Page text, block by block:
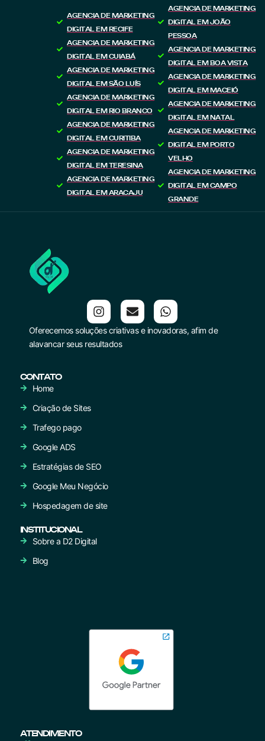
AGENCIA DE MARKETING
DIGITAL EM RECIFE
AGENCIA DE MARKETING
DIGITAL EM CUIABÁ
AGENCIA DE MARKETING
DIGITAL EM SÃO LUÍS
AGENCIA DE MARKETING
DIGITAL EM RIO BRANCO
AGENCIA DE MARKETING
DIGITAL EM CURITIBA
AGENCIA DE MARKETING
DIGITAL EM TERESINA
AGENCIA DE MARKETING
DIGITAL EM ARACAJU
AGENCIA DE MARKETING
DIGITAL EM JOÃO
PESSOA
AGENCIA DE MARKETING
DIGITAL EM BOA VISTA
AGENCIA DE MARKETING
DIGITAL EM MACEIÓ
AGENCIA DE MARKETING
DIGITAL EM NATAL
AGENCIA DE MARKETING
DIGITAL EM PORTO
VELHO
AGENCIA DE MARKETING
DIGITAL EM CAMPO
GRANDE
Oferecemos soluções criativas e inovadoras, afim de
alavancar seus resultados
CONTATO
Home
Criação de Sites
Trafego pago
Google ADS
Estratégias de SEO
Google Meu Negócio
Hospedagem de site
INSTITUCIONAL
Sobre a D2 Digital
Blog
ATENDIMENTO